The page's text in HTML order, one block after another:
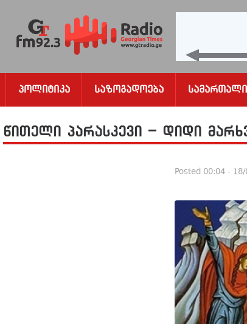
Პოლიტიკა Საზოგადოება Სამართალი
წითელი პარასკევი – დიდი
Posted 00:04 -